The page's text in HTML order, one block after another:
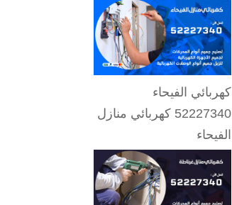
كهربائي الفيحاء
52227340 كهربائي منازل
الفيحاء